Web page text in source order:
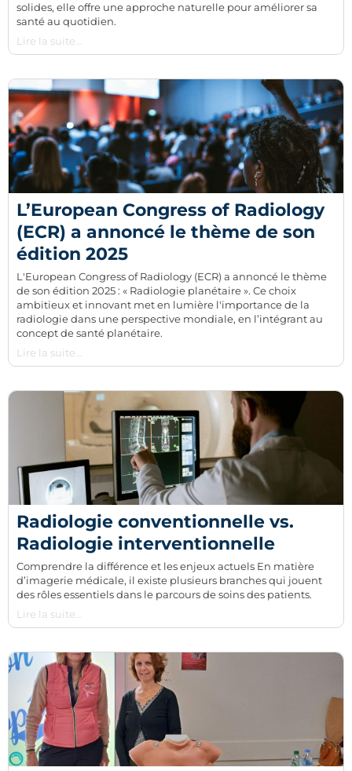
solides, elle offre une approche naturelle pour améliorer sa
santé au quotidien.
Lire la suite...
L’European Congress of Radiology
(ECR) a annoncé le thème de son
édition 2025
L'European Congress of Radiology (ECR) a annoncé le thème
de son édition 2025 : « Radiologie planétaire ». Ce choix
ambitieux et innovant met en lumière l'importance de la
radiologie dans une perspective mondiale, en l’intégrant au
concept de santé planétaire.
Lire la suite...
Radiologie conventionnelle vs.
Radiologie interventionnelle
Comprendre la différence et les enjeux actuels En matière
d’imagerie médicale, il existe plusieurs branches qui jouent
des rôles essentiels dans le parcours de soins des patients.
Lire la suite...